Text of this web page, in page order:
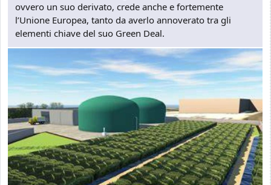
ovvero un suo derivato, crede anche e fortemente
l’Unione Europea, tanto da averlo annoverato tra gli
elementi chiave del suo Green Deal.